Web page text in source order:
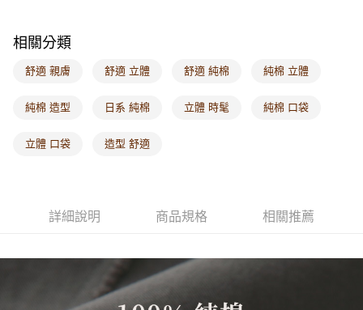
每筆NT$120，滿NT$1,000(含以上)免運費
付款後門市自取
海外配送-港/澳/新/馬/泰國專屬 查看運費
海外配送-其他亞洲地區
相關分類
舒適 親膚 舒適 立體 舒適 純棉 純棉 立體
純棉 造型 日系 純棉 立體 時髦 純棉 口袋
立體 口袋 造型 舒適
詳細說明 商品規格 相關推薦